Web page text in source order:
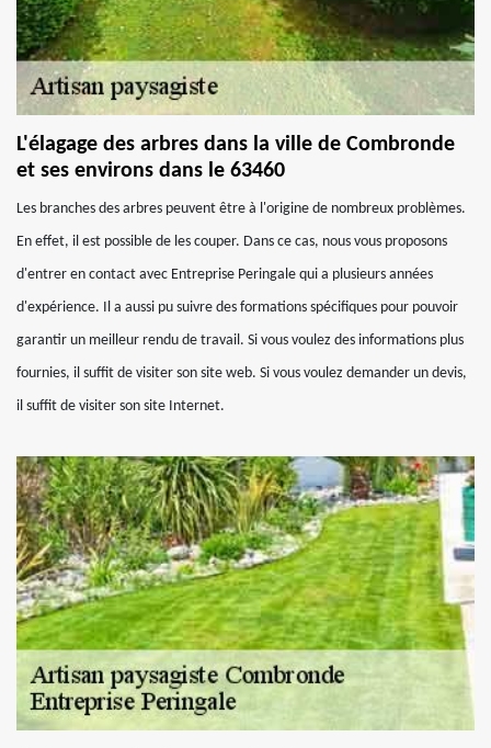
L'élagage des arbres dans la ville de Combronde
et ses environs dans le 63460
Les branches des arbres peuvent être à l'origine de nombreux problèmes.
En effet, il est possible de les couper. Dans ce cas, nous vous proposons
d'entrer en contact avec Entreprise Peringale qui a plusieurs années
d'expérience. Il a aussi pu suivre des formations spécifiques pour pouvoir
garantir un meilleur rendu de travail. Si vous voulez des informations plus
fournies, il suffit de visiter son site web. Si vous voulez demander un devis,
il suffit de visiter son site Internet.